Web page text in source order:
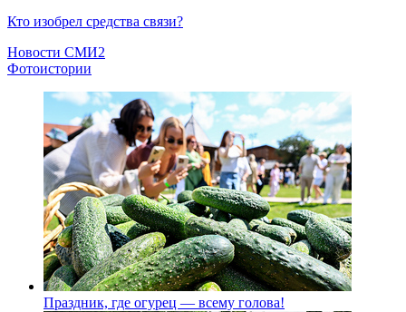
Кто изобрел средства связи?
Новости СМИ2
Фотоистории
Праздник, где огурец — всему голова!